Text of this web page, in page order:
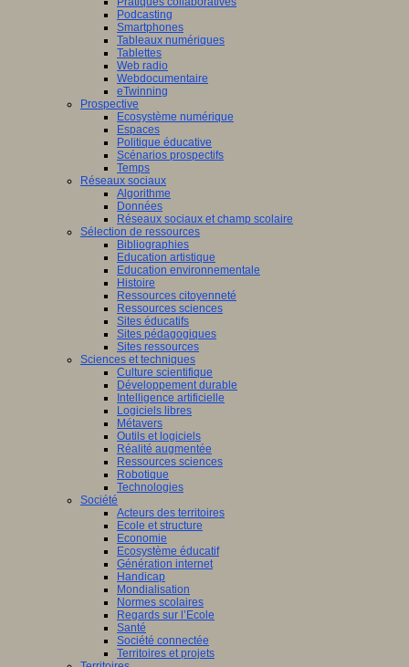
Podcasting
Smartphones
Tableaux numériques
Tablettes
Web radio
Webdocumentaire
eTwinning
Prospective
Ecosystème numérique
Espaces
Politique éducative
Scénarios prospectifs
Temps
Réseaux sociaux
Algorithme
Données
Réseaux sociaux et champ scolaire
Sélection de ressources
Bibliographies
Education artistique
Education environnementale
Histoire
Ressources citoyenneté
Ressources sciences
Sites éducatifs
Sites pédagogiques
Sites ressources
Sciences et techniques
Culture scientifique
Développement durable
Intelligence artificielle
Logiciels libres
Métavers
Outils et logiciels
Réalité augmentée
Ressources sciences
Robotique
Technologies
Société
Acteurs des territoires
Ecole et structure
Economie
Ecosystème éducatif
Génération internet
Handicap
Mondialisation
Normes scolaires
Regards sur l’Ecole
Santé
Société connectée
Territoires et projets